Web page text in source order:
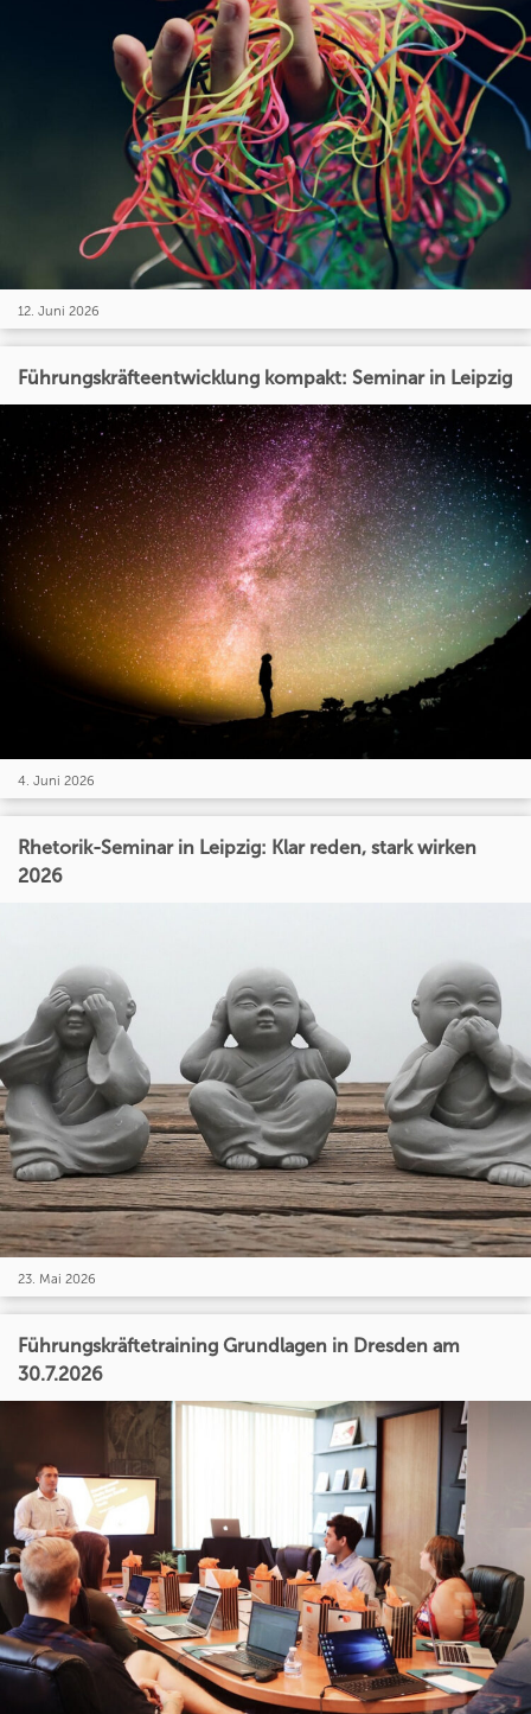
12. Juni 2026
Führungskräfteentwicklung kompakt: Seminar in Leipzig
4. Juni 2026
Rhetorik-Seminar in Leipzig: Klar reden, stark wirken
2026
23. Mai 2026
Führungskräftetraining Grundlagen in Dresden am
30.7.2026